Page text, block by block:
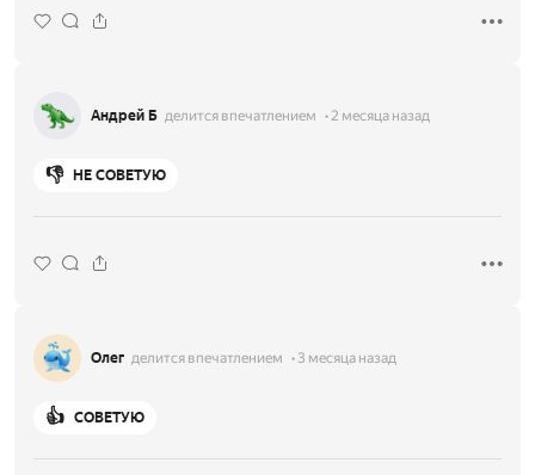
Андрей Б делится впечатлением 2 месяца назад
👎 НЕ СОВЕТУЮ
Олег делится впечатлением 3 месяца назад
👍 СОВЕТУЮ